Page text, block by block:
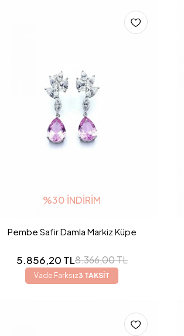
%30 İNDIRIM
Pembe Safir Damla Markiz Küpe
5.856,20 TL8.366,00 TL
Vade Farksız3 TAKSİT